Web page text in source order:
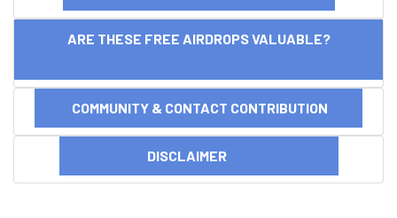
ARE THESE FREE AIRDROPS VALUABLE?
COMMUNITY & CONTACT CONTRIBUTION
DISCLAIMER